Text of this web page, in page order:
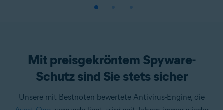
Mit preisgekröntem Spyware-
Schutz sind Sie stets sicher
Unsere mit Bestnoten bewertete Antivirus-Engine, die